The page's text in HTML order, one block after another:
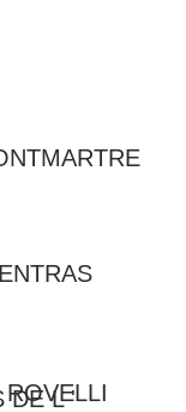
ROVELLI
DE L '